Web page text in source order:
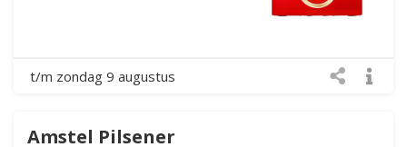
t/m zondag 9 augustus
Amstel Pilsener